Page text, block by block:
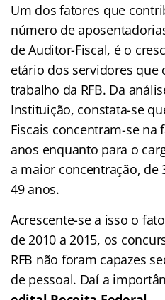
Um dos fatores que
número de
de Auditor-Fiscal, é o
etário dos servidores que
trabalho da RFB. Da
Instituição, constata-se
Fiscais concentram-se na
anos enquanto para o
a maior concentração, de
49 anos.
Acrescente-se a isso o
de 2010 a 2015, os
RFB não foram capazes
de pessoal. Daí a